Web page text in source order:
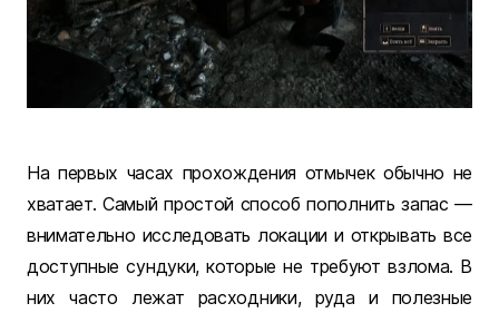
На первых часах прохождения отмычек обычно не
хватает. Самый простой способ пополнить запас —
внимательно исследовать локации и открывать все
доступные сундуки, которые не требуют взлома. В
них часто лежат расходники, руда и полезные